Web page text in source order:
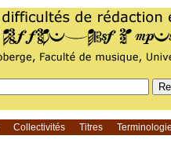
Collectivités Titres